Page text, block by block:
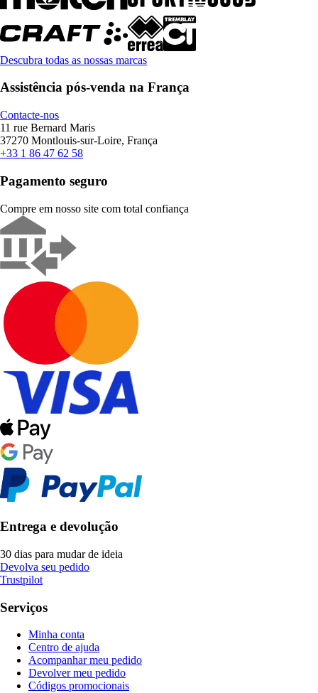
Descubra todas as nossas marcas
Assistência pós-venda na França
Contacte-nos
11 rue Bernard Maris
37270 Montlouis-sur-Loire, França
+33 1 86 47 62 58
Pagamento seguro
Compre em nosso site com total confiança
Entrega e devolução
30 dias para mudar de ideia
Devolva seu pedido
Trustpilot
Serviços
Minha conta
Centro de ajuda
Acompanhar meu pedido
Devolver meu pedido
Códigos promocionais